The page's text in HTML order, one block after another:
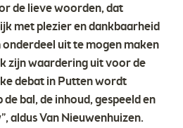
de lieve woorden, dat
met plezier en dankbaarheid
uit te mogen maken
zijn waardering uit voor de
debat in Putten wordt
bal, de inhoud, gespeeld en
aldus Van Nieuwenhuizen.